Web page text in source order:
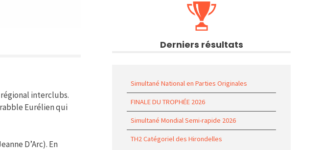
interclubs.
Eurélien qui
D’Arc). En
Derniers résultats
Simultané National en Parties Originales
FINALE DU TROPHÉE 2026
Simultané Mondial Semi-rapide 2026
TH2 Catégoriel des Hirondelles